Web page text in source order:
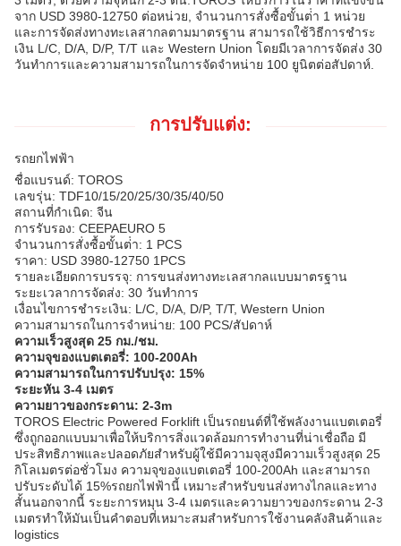
จาก USD 3980-12750 ต่อหน่วย, จํานวนการสั่งซื้อขั้นต่ํา 1 หน่วย
และการจัดส่งทางทะเลสากลตามมาตรฐาน สามารถใช้วิธีการชําระ
เงิน L/C, D/A, D/P, T/T และ Western Union โดยมีเวลาการจัดส่ง 30
วันทําการและความสามารถในการจัดจําหน่าย 100 ยูนิตต่อสัปดาห์.
การปรับแต่ง:
รถยกไฟฟ้า
ชื่อแบรนด์: TOROS
เลขรุ่น: TDF10/15/20/25/30/35/40/50
สถานที่กําเนิด: จีน
การรับรอง: CEEPAEURO 5
จํานวนการสั่งซื้อขั้นต่ํา: 1 PCS
ราคา: USD 3980-12750 1PCS
รายละเอียดการบรรจุ: การขนส่งทางทะเลสากลแบบมาตรฐาน
ระยะเวลาการจัดส่ง: 30 วันทําการ
เงื่อนไขการชําระเงิน: L/C, D/A, D/P, T/T, Western Union
ความสามารถในการจําหน่าย: 100 PCS/สัปดาห์
ความเร็วสูงสุด 25 กม./ชม.
ความจุของแบตเตอรี่: 100-200Ah
ความสามารถในการปรับปรุง: 15%
ระยะหัน 3-4 เมตร
ความยาวของกระดาน: 2-3m
TOROS Electric Powered Forklift เป็นรถยนต์ที่ใช้พลังงานแบตเตอรี่
ซึ่งถูกออกแบบมาเพื่อให้บริการสิ่งแวดล้อมการทํางานที่น่าเชื่อถือ มี
ประสิทธิภาพและปลอดภัยสําหรับผู้ใช้มีความจุสูงมีความเร็วสูงสุด 25
กิโลเมตรต่อชั่วโมง ความจุของแบตเตอรี่ 100-200Ah และสามารถ
ปรับระดับได้ 15%รถยกไฟฟ้านี้ เหมาะสําหรับขนส่งทางไกลและทาง
สั้นนอกจากนี้ ระยะการหมุน 3-4 เมตรและความยาวของกระดาน 2-3
เมตรทําให้มันเป็นคําตอบที่เหมาะสมสําหรับการใช้งานคลังสินค้าและ
logistics